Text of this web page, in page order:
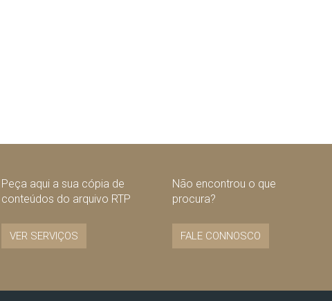
Peça aqui a sua cópia de
conteúdos do arquivo RTP
VER SERVIÇOS
Não encontrou o que
procura?
FALE CONNOSCO